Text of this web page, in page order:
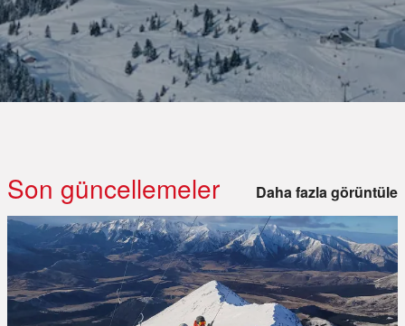
Son güncellemeler Daha fazla görüntüle